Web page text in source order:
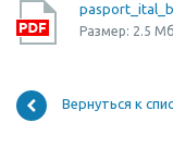
Размер: 2.5 Мб
Вернуться к